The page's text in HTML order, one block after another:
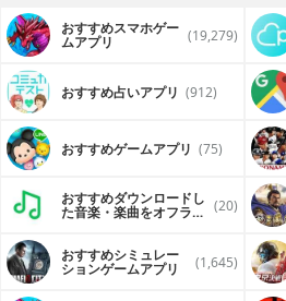
おすすめスマホゲー
ムアプリ (19,279)
おすすめ占いアプリ (912)
おすすめゲームアプリ (75)
おすすめダウンロードし
た音楽・楽曲をオフライ (20)
おすすめシミュレー
ションゲームアプリ (1,645)